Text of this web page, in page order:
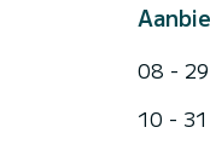
08 -
10 -